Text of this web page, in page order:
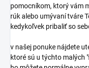
pomocníkom, ktorý vám
rúk alebo umývaní tváre
kedykoľvek pribaliť so
v našej ponuke nájdete
ktoré sú u týchto malých